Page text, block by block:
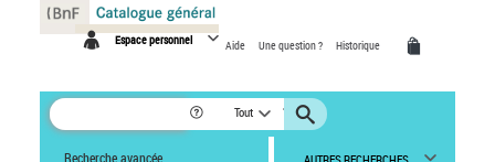
Espace personnel Aide Une question ? Historique
Tout
Recherche avancée
Panneau de gestion des cookies